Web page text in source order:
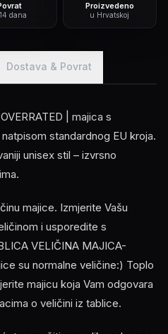
dana
Proizvedeno
u Hrvatskoj
Dostava & Povrat
| majica s
standardnog EU kroja.
unisex stil – izvrsno
majice. Izmjerite Vašu
i usporedite s
VELIČINA MAJICA-
su normalne veličine:) Toplo
majicu koja Vam odgovara
o veličini iz tablice.